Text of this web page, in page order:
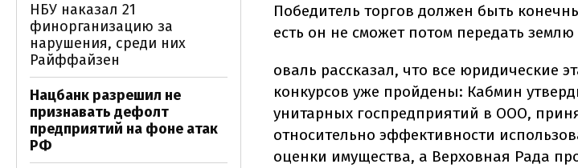
Победитель торгов должен быть
есть он не сможет потом передать землю
оваль рассказал, что все юридические
конкурсов уже пройдены: Кабмин
унитарных госпредприятий в ООО,
относительно эффективности
оценки имущества, а Верховная Рада
НБУ наказал 21
финорганизацию за
нарушения, среди них
Райффайзен
Нацбанк разрешил не
признавать дефолт
предприятий на фоне атак
РФ